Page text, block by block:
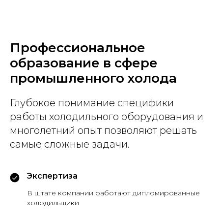
Профессиональное
образование в сфере
промышленного холода
Глубокое понимание специфики
работы холодильного оборудования и
многолетний опыт позволяют решать
самые сложные задачи.
Экспертиза
В штате компании работают дипломированные
холодильщики